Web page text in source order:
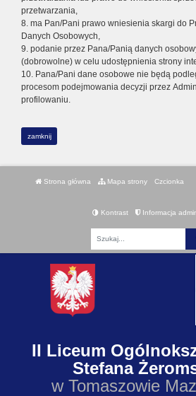
przetwarzania,
8. ma Pan/Pani prawo wniesienia skargi do
Danych Osobowych,
9. podanie przez Pana/Panią danych
(dobrowolne) w celu udostępnienia strony
10. Pana/Pani dane osobowe nie będą
procesom podejmowania decyzji przez
profilowaniu.
zamknij
Strona główna Mapa strony Czcionka
Kontrast Informacja
II Liceum
Stefana
w Tomaszowie